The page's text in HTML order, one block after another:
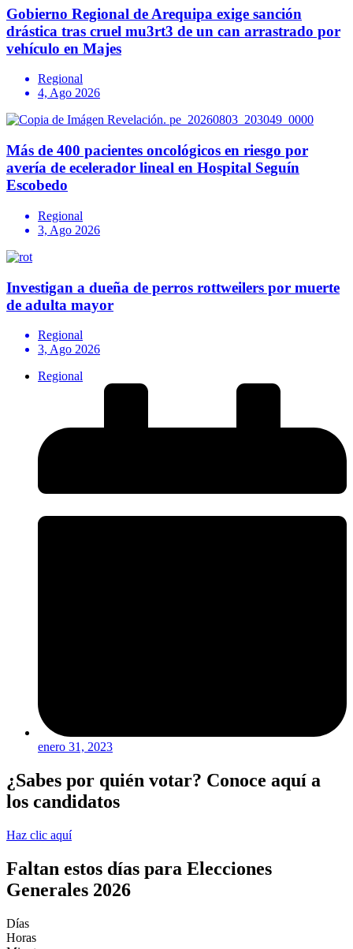
Gobierno Regional de Arequipa exige sanción
drástica tras cruel mu3rt3 de un can arrastrado por
vehículo en Majes
Regional
4, Ago 2026
Más de 400 pacientes oncológicos en riesgo por
avería de ecelerador lineal en Hospital Seguín
Escobedo
Regional
3, Ago 2026
Investigan a dueña de perros rottweilers por muerte
de adulta mayor
Regional
3, Ago 2026
Regional
enero 31, 2023
¿Sabes por quién votar? Conoce aquí a
los candidatos
Haz clic aquí
Faltan estos días para Elecciones
Generales 2026
Días
Horas